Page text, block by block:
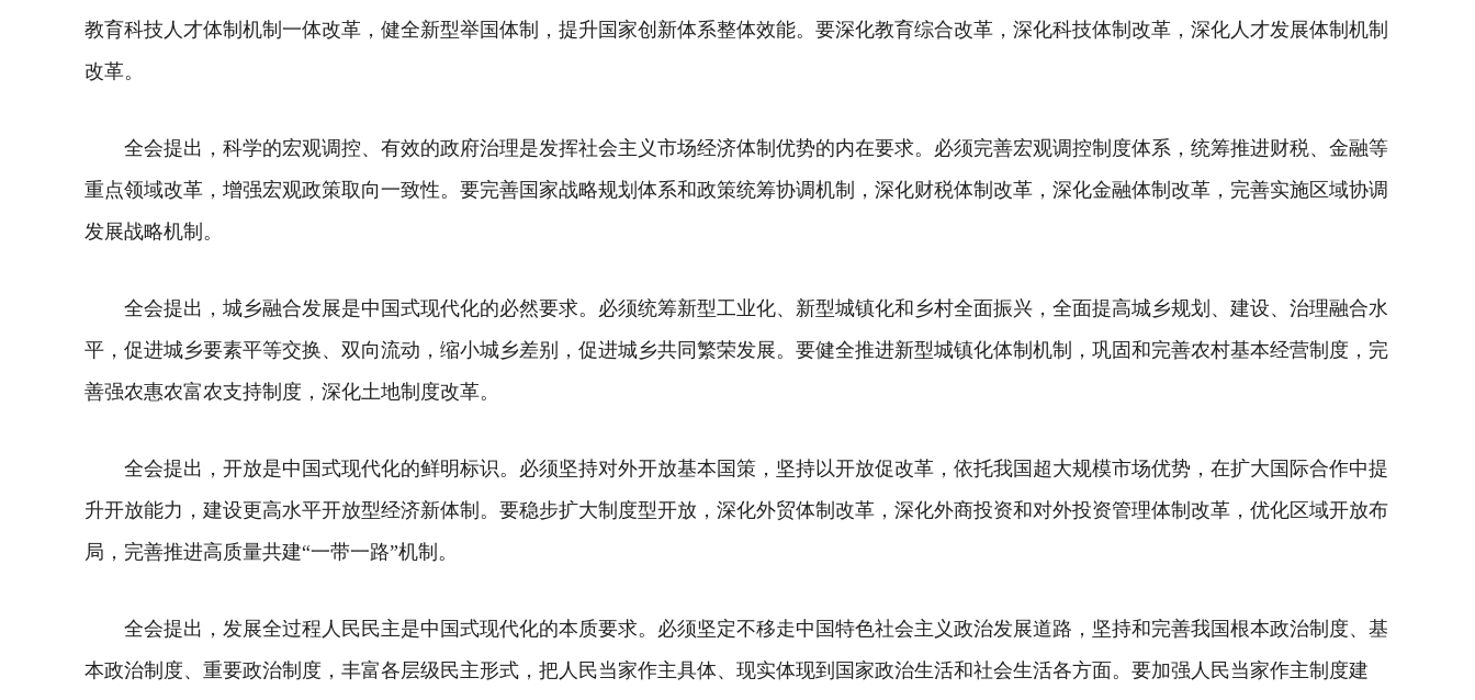
教育科技人才体制机制一体改革，健全新型举国体制，提升国家创新体系整体效能。要深化教育综合改革，深化科技体制改革，深化人才发展体制机制
改革。
全会提出，科学的宏观调控、有效的政府治理是发挥社会主义市场经济体制优势的内在要求。必须完善宏观调控制度体系，统筹推进财税、金融等
重点领域改革，增强宏观政策取向一致性。要完善国家战略规划体系和政策统筹协调机制，深化财税体制改革，深化金融体制改革，完善实施区域协调
发展战略机制。
全会提出，城乡融合发展是中国式现代化的必然要求。必须统筹新型工业化、新型城镇化和乡村全面振兴，全面提高城乡规划、建设、治理融合水
平，促进城乡要素平等交换、双向流动，缩小城乡差别，促进城乡共同繁荣发展。要健全推进新型城镇化体制机制，巩固和完善农村基本经营制度，完
善强农惠农富农支持制度，深化土地制度改革。
全会提出，开放是中国式现代化的鲜明标识。必须坚持对外开放基本国策，坚持以开放促改革，依托我国超大规模市场优势，在扩大国际合作中提
升开放能力，建设更高水平开放型经济新体制。要稳步扩大制度型开放，深化外贸体制改革，深化外商投资和对外投资管理体制改革，优化区域开放布
局，完善推进高质量共建“一带一路”机制。
全会提出，发展全过程人民民主是中国式现代化的本质要求。必须坚定不移走中国特色社会主义政治发展道路，坚持和完善我国根本政治制度、基
本政治制度、重要政治制度，丰富各层级民主形式，把人民当家作主具体、现实体现到国家政治生活和社会生活各方面。要加强人民当家作主制度建